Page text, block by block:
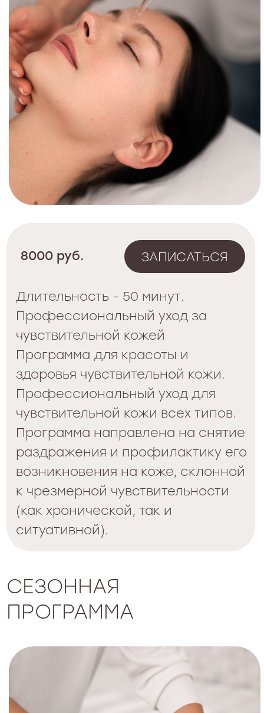
6000 руб.
Сезонный уход с натуральными
экстрактами экзотических
фруктов и специй рекомендуется
мгновенно вернуть коже сияние.
Весной и летом он оживляет кожу,
дарит ей свежесть и тонус,
одновременно защищая от
свободных радикалов.
повышает ее упругость, наделяет
здоровьем, наполняет ощущением
комфорта.
Роскошный, праздничный подарок
для мужчин и женщин!
Используется как экспресс-
ЗАПИСАТЬСЯ